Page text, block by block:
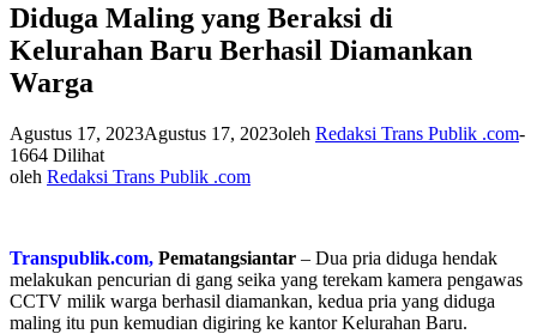
Diduga Maling yang Beraksi di
Kelurahan Baru Berhasil Diamankan
Warga
Agustus 17, 2023Agustus 17, 2023oleh Redaksi Trans Publik .com-
1664 Dilihat
oleh Redaksi Trans Publik .com
Transpublik.com, Pematangsiantar – Dua pria diduga hendak
melakukan pencurian di gang seika yang terekam kamera pengawas
CCTV milik warga berhasil diamankan, kedua pria yang diduga
maling itu pun kemudian digiring ke kantor Kelurahan Baru.